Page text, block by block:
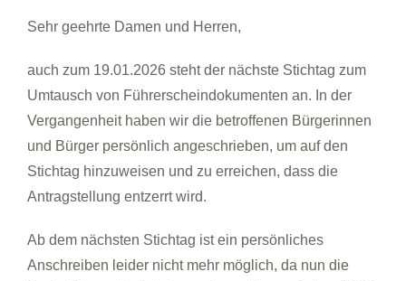
Sehr geehrte Damen und Herren,
auch zum 19.01.2026 steht der nächste Stichtag zum
Umtausch von Führerscheindokumenten an. In der
Vergangenheit haben wir die betroffenen Bürgerinnen
und Bürger persönlich angeschrieben, um auf den
Stichtag hinzuweisen und zu erreichen, dass die
Antragstellung entzerrt wird.
Ab dem nächsten Stichtag ist ein persönliches
Anschreiben leider nicht mehr möglich, da nun die